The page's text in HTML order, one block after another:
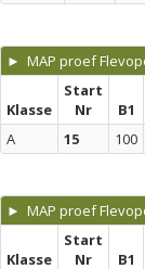
► MAP proef
Klasse
Start
Nr
B1
A
15 100
► MAP proef
Klasse
Start
Nr
B1